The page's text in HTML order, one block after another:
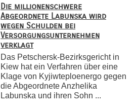
Die millionenschwere
Abgeordnete Labunska wird
wegen Schulden bei
Versorgungsunternehmen
verklagt
Das Petschersk-Bezirksgericht in
Kiew hat ein Verfahren über eine
Klage von Kyjiwteploenergo gegen
die Abgeordnete Anzhelika
Labunska und ihren Sohn ...